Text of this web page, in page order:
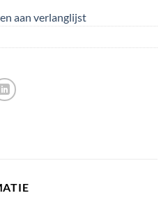
aan verlanglijst